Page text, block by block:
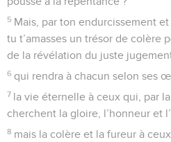
5 Mais, par ton endurcissement
tu t’amasses un trésor de colère
de la révélation du juste
6 qui rendra à chacun selon ses
7 la vie éternelle à ceux qui, par
cherchent la gloire, l’honneur et
8 mais la colère et la fureur à